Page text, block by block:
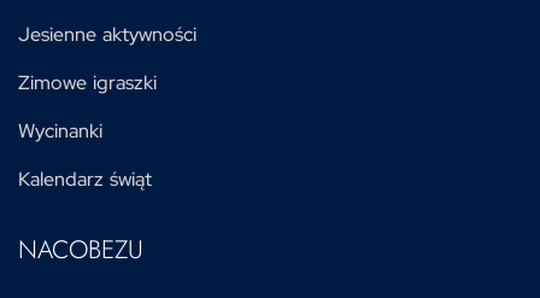
Jesienne aktywności
Zimowe igraszki
Wycinanki
Kalendarz świąt
NACOBEZU